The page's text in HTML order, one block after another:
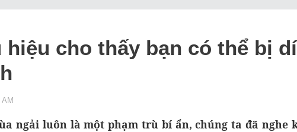
hiệu cho thấy bạn có thể bị
AM
ngải luôn là một phạm trù bí ẩn, chúng ta đã nghe